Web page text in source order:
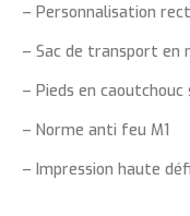
– Personnalisation
– Sac de transport en
– Pieds en caoutchouc
– Norme anti feu M1
– Impression haute